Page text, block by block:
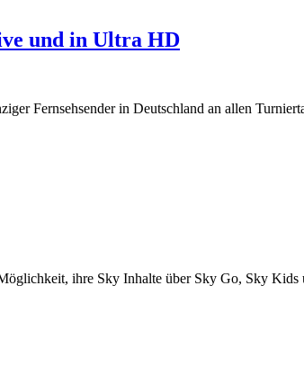
und in Ultra HD
Fernsehsender in Deutschland an allen
ihre Sky Inhalte über Sky Go, Sky